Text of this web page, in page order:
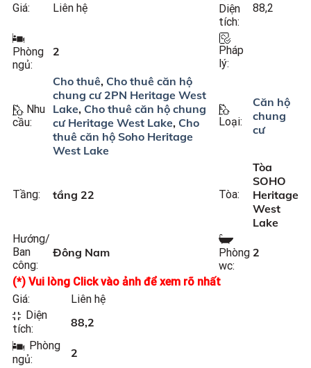
Giá: Liên hệ
Diện
tích:
88,2
Phòng
ngủ:
2
Pháp
lý:
Nhu
cầu:
Cho thuê, Cho thuê căn hộ
chung cư 2PN Heritage West
Lake, Cho thuê căn hộ chung
cư Heritage West Lake, Cho
thuê căn hộ Soho Heritage
West Lake
Loại:
Căn hộ
chung
cư
Tầng: tầng 22 Tòa:
Tòa
SOHO
Heritage
West
Lake
Hướng/
Ban
công:
Đông Nam
Phòng
wc:
2
(*) Vui lòng Click vào ảnh để xem rõ nhất
Giá:
Liên hệ
Diện
tích:
88,2
Phòng
ngủ:
2